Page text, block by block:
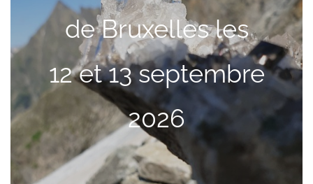
de Bruxelles les
12 et 13 septembre
2026